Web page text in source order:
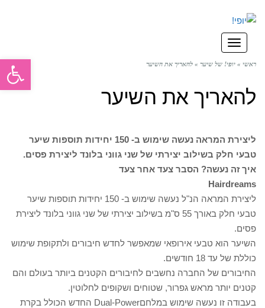
תפריט
ראשי » יופי! של שיער » להאריך את השיער
להאריך את השיער
ליצירת המראה נעשה שימוש ב- 150 יחידות תוספות שיער
טבעי חלק בשילוב יצירתי של שני גווני בלונד ליצירת פסים.
איך זה נעשה? הסבר צעד אחר צעד
Hairdreams
ליצירת המראה הנ"ל נעשה שימוש ב- 150 יחידות תוספות שיער
טבעי חלק באורך 55 ס"מ בשילוב יצירתי של שני גווני בלונד ליצירת
פסים.
השיער הוא טבעי אירופאי שמאפשר לחדש חיבורים ולתקופת שימוש
כוללת של עד 18 חודשים.
החיבורים של החברה נחשבים לחיבורים הקטנים ביותר בעולם והם
קטנים יותר מראש גפרור, שטוחים ושקופים לחלוטין.
בעבודה זו נעשה שימוש במלחםDual-Power החדש הכולל בקרת
פתח